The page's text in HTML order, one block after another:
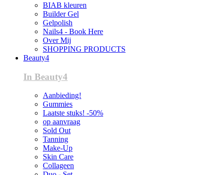
BIAB kleuren
Builder Gel
Gelpolish
Nails4 - Book Here
Over Mij
SHOPPING PRODUCTS
Beauty4
In Beauty4
Aanbieding!
Gummies
Laatste stuks! -50%
op aanvraag
Sold Out
Tanning
Make-Up
Skin Care
Collageen